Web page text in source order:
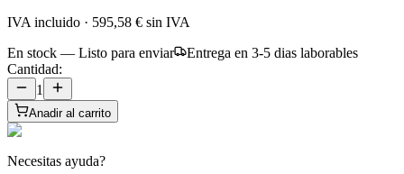
IVA incluido · 595,58 € sin IVA
En stock — Listo para enviar
Entrega en 3-5 dias laborables
Cantidad:
1
Anadir al carrito
Necesitas ayuda?